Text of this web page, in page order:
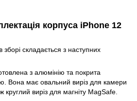
корпуса iPhone 12
складається з наступних
з алюмінію та покрита
Вона має овальний виріз для камери
круглий виріз для магніту MagSafe.